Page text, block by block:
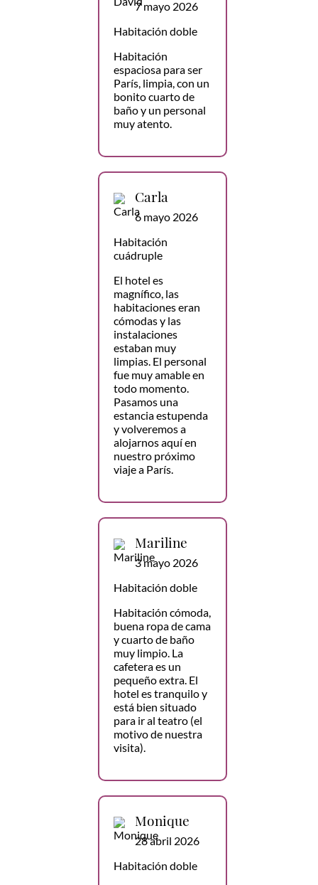
7 mayo 2026
Habitación doble
Habitación
espaciosa para ser
París, limpia, con un
bonito cuarto de
baño y un personal
muy atento.
Carla
6 mayo 2026
Habitación
cuádruple
El hotel es
magnífico, las
habitaciones eran
cómodas y las
instalaciones
estaban muy
limpias. El personal
fue muy amable en
todo momento.
Pasamos una
estancia estupenda
y volveremos a
alojarnos aquí en
nuestro próximo
viaje a París.
Mariline
3 mayo 2026
Habitación doble
Habitación cómoda,
buena ropa de cama
y cuarto de baño
muy limpio. La
cafetera es un
pequeño extra. El
hotel es tranquilo y
está bien situado
para ir al teatro (el
motivo de nuestra
visita).
Monique
28 abril 2026
Habitación doble